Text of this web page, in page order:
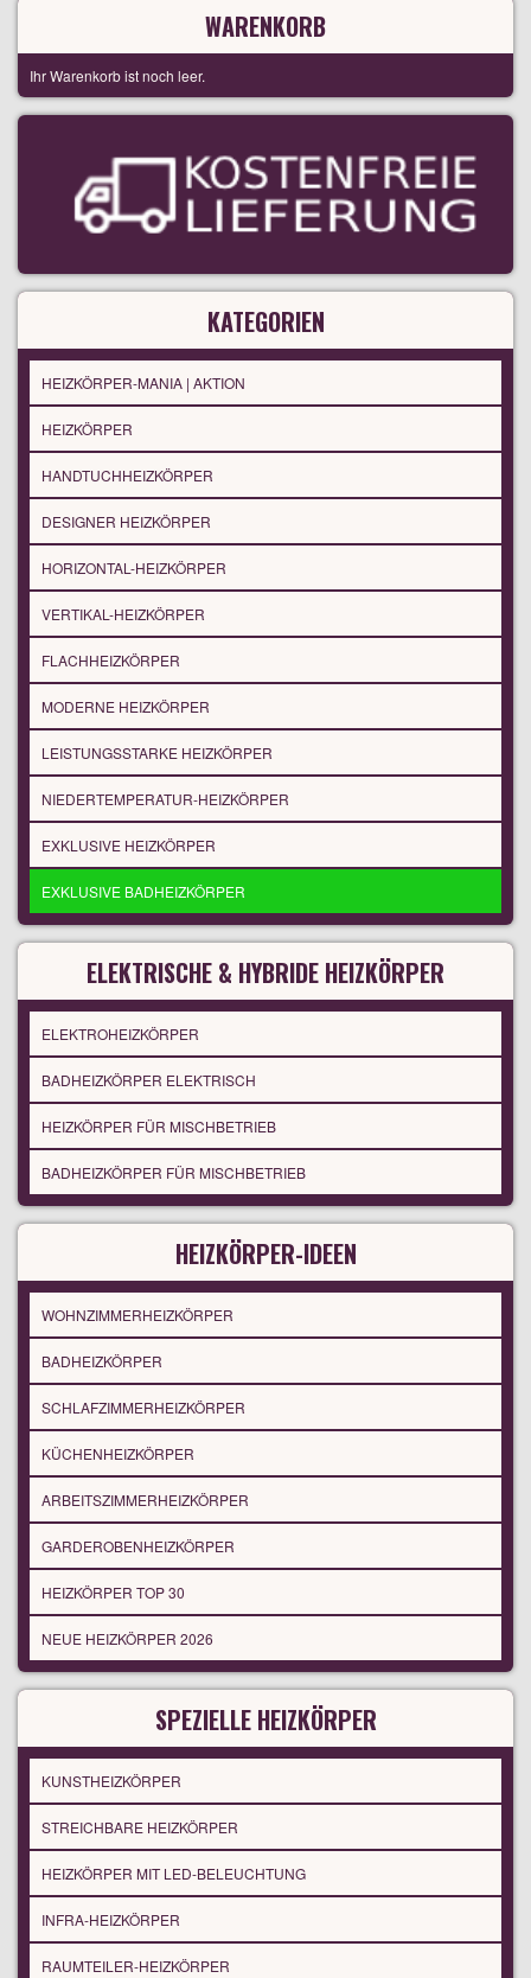
WARENKORB
Ihr Warenkorb ist noch leer.
KATEGORIEN
HEIZKÖRPER-MANIA | AKTION
HEIZKÖRPER
HANDTUCHHEIZKÖRPER
DESIGNER HEIZKÖRPER
HORIZONTAL-HEIZKÖRPER
VERTIKAL-HEIZKÖRPER
FLACHHEIZKÖRPER
MODERNE HEIZKÖRPER
LEISTUNGSSTARKE HEIZKÖRPER
NIEDERTEMPERATUR-HEIZKÖRPER
EXKLUSIVE HEIZKÖRPER
EXKLUSIVE BADHEIZKÖRPER
ELEKTRISCHE & HYBRIDE HEIZKÖRPER
ELEKTROHEIZKÖRPER
BADHEIZKÖRPER ELEKTRISCH
HEIZKÖRPER FÜR MISCHBETRIEB
BADHEIZKÖRPER FÜR MISCHBETRIEB
HEIZKÖRPER-IDEEN
WOHNZIMMERHEIZKÖRPER
BADHEIZKÖRPER
SCHLAFZIMMERHEIZKÖRPER
KÜCHENHEIZKÖRPER
ARBEITSZIMMERHEIZKÖRPER
GARDEROBENHEIZKÖRPER
HEIZKÖRPER TOP 30
NEUE HEIZKÖRPER 2026
SPEZIELLE HEIZKÖRPER
KUNSTHEIZKÖRPER
STREICHBARE HEIZKÖRPER
HEIZKÖRPER MIT LED-BELEUCHTUNG
INFRA-HEIZKÖRPER
RAUMTEILER-HEIZKÖRPER